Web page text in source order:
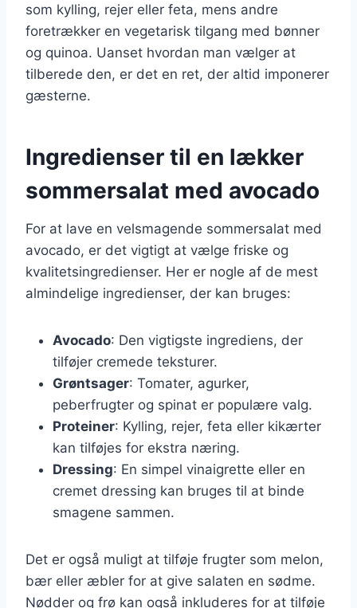
som kylling, rejer eller feta, mens andre
foretrækker en vegetarisk tilgang med bønner
og quinoa. Uanset hvordan man vælger at
tilberede den, er det en ret, der altid imponerer
gæsterne.
Ingredienser til en lækker
sommersalat med avocado
For at lave en velsmagende sommersalat med
avocado, er det vigtigt at vælge friske og
kvalitetsingredienser. Her er nogle af de mest
almindelige ingredienser, der kan bruges:
Avocado: Den vigtigste ingrediens, der
tilføjer cremede teksturer.
Grøntsager: Tomater, agurker,
peberfrugter og spinat er populære valg.
Proteiner: Kylling, rejer, feta eller kikærter
kan tilføjes for ekstra næring.
Dressing: En simpel vinaigrette eller en
cremet dressing kan bruges til at binde
smagene sammen.
Det er også muligt at tilføje frugter som melon,
bær eller æbler for at give salaten en sødme.
Nødder og frø kan også inkluderes for at tilføje